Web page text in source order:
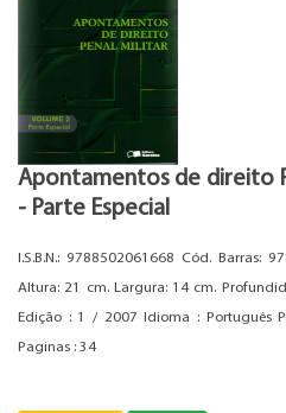
Apontamentos de direito
- Parte Especial
I.S.B.N.: 9788502061668 Cód. Barras:
Altura: 21 cm. Largura: 14 cm.
Edição : 1 / 2007 Idioma : Português
Paginas : 34